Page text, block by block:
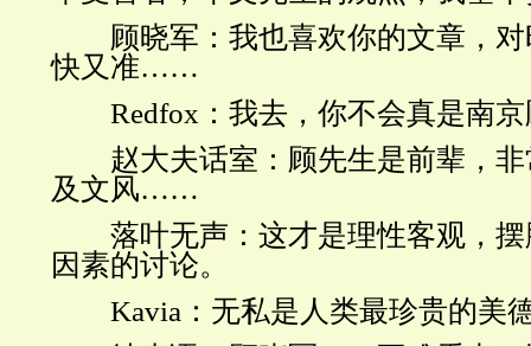
顾晓军：我也喜欢你的文章，对
快又准……
Redfox ：我去，你不会真是南
赵大夫话室：顾先生是前辈，非
及文风……
落叶无声：这才是理性客观，摆
因素的讨论。
Kavia ：无私是人类最珍贵的美